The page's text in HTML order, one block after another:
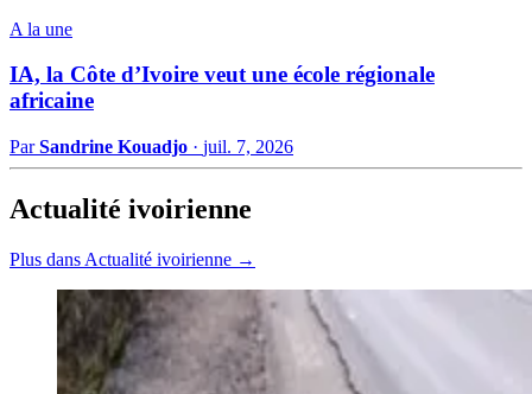
A la une
IA, la Côte d’Ivoire veut une école régionale
africaine
ParSandrine Kouadjo · juil. 7, 2026
Actualité ivoirienne
Plus dans Actualité ivoirienne →